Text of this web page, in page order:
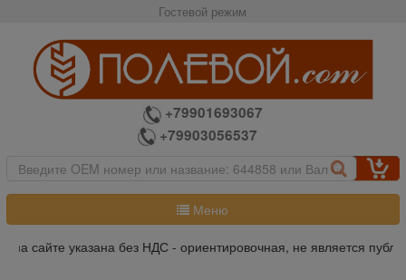
Гостевой режим
+79901693067
+79903056537
Меню
сайте указана без НДС - ориентировочная, не является